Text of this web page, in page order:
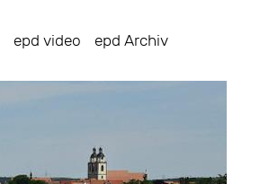
epd video epd Archiv